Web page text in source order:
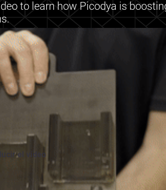
to learn how Picodya is
el vídeo